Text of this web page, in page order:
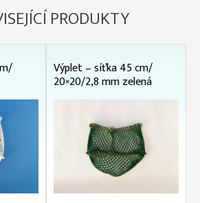
PRODUKTY
Výplet – síťka 45 cm/
20×20/2,8 mm zelená